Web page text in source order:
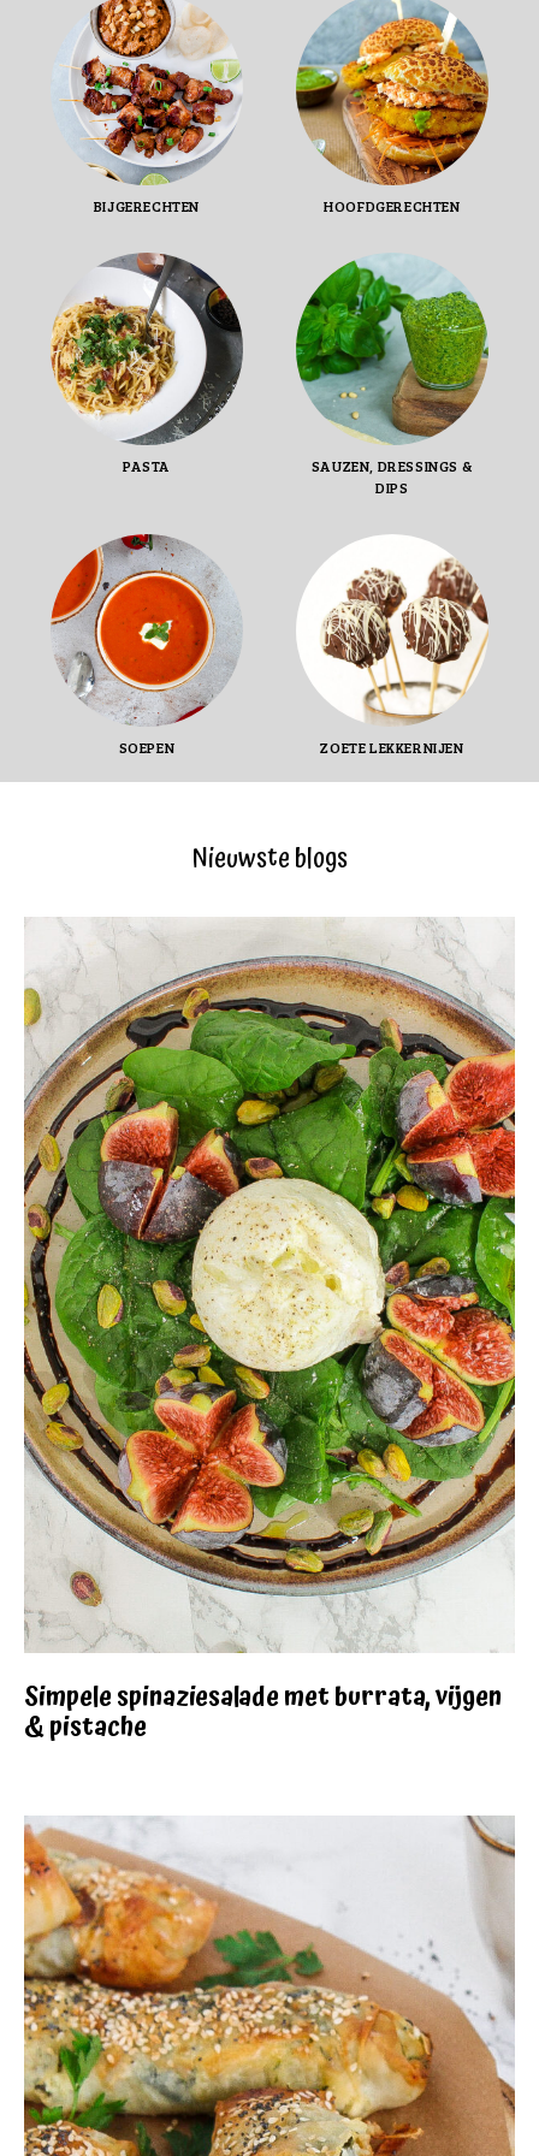
BIJGERECHTEN HOOFDGERECHTEN
PASTA
SAUZEN, DRESSINGS &
DIPS
SOEPEN ZOETE LEKKERNIJEN
Nieuwste blogs
Simpele spinaziesalade met burrata, vijgen
& pistache